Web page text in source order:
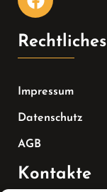
Rechtliches
Impressum
Datenschutz
AGB
Kontakte